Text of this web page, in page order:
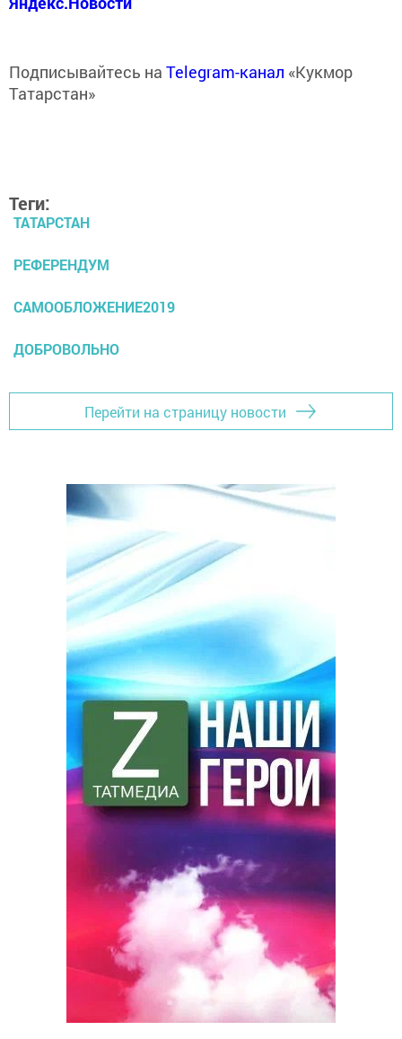
Подписывайтесь на Telegram-канал «Кукмор
Татарстан»
Теги:
ТАТАРСТАН
РЕФЕРЕНДУМ
САМООБЛОЖЕНИЕ2019
ДОБРОВОЛЬНО
Перейти на страницу новости